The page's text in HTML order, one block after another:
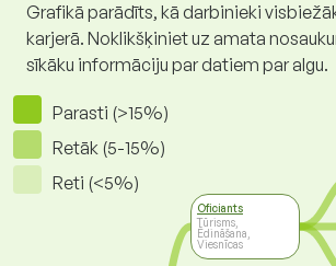
Grafikā parādīts, kā darbinieki
karjerā. Noklikšķiniet uz amata
sīkāku informāciju par datiem par algu.
Parasti (>15%)
Retāk (5-15%)
Reti (<5%)
Oficiants
Tūrisms,
Ēdināšana,
Viesnīcas